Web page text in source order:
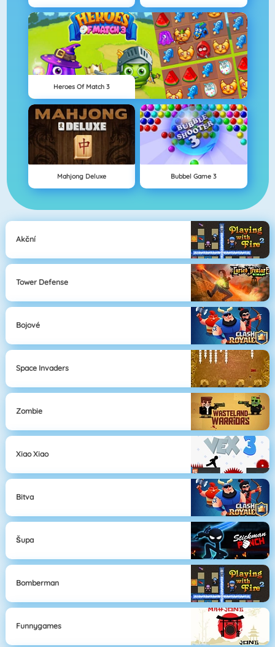
Heroes Of Match 3
Mahjong Deluxe Bubbel Game 3
Akční
Tower Defense
Bojové
Space Invaders
Zombie
Xiao Xiao
Bitva
Šupa
Bomberman
Funnygames